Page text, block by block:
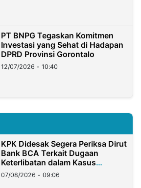
PT BNPG Tegaskan Komitmen
Investasi yang Sehat di Hadapan
DPRD Provinsi Gorontalo
12/07/2026 - 10:40
KPK Didesak Segera Periksa Dirut
Bank BCA Terkait Dugaan
Keterlibatan dalam Kasus
Hilangnya Dana Nasabah Rp2,58
Miliar
07/08/2026 - 09:06